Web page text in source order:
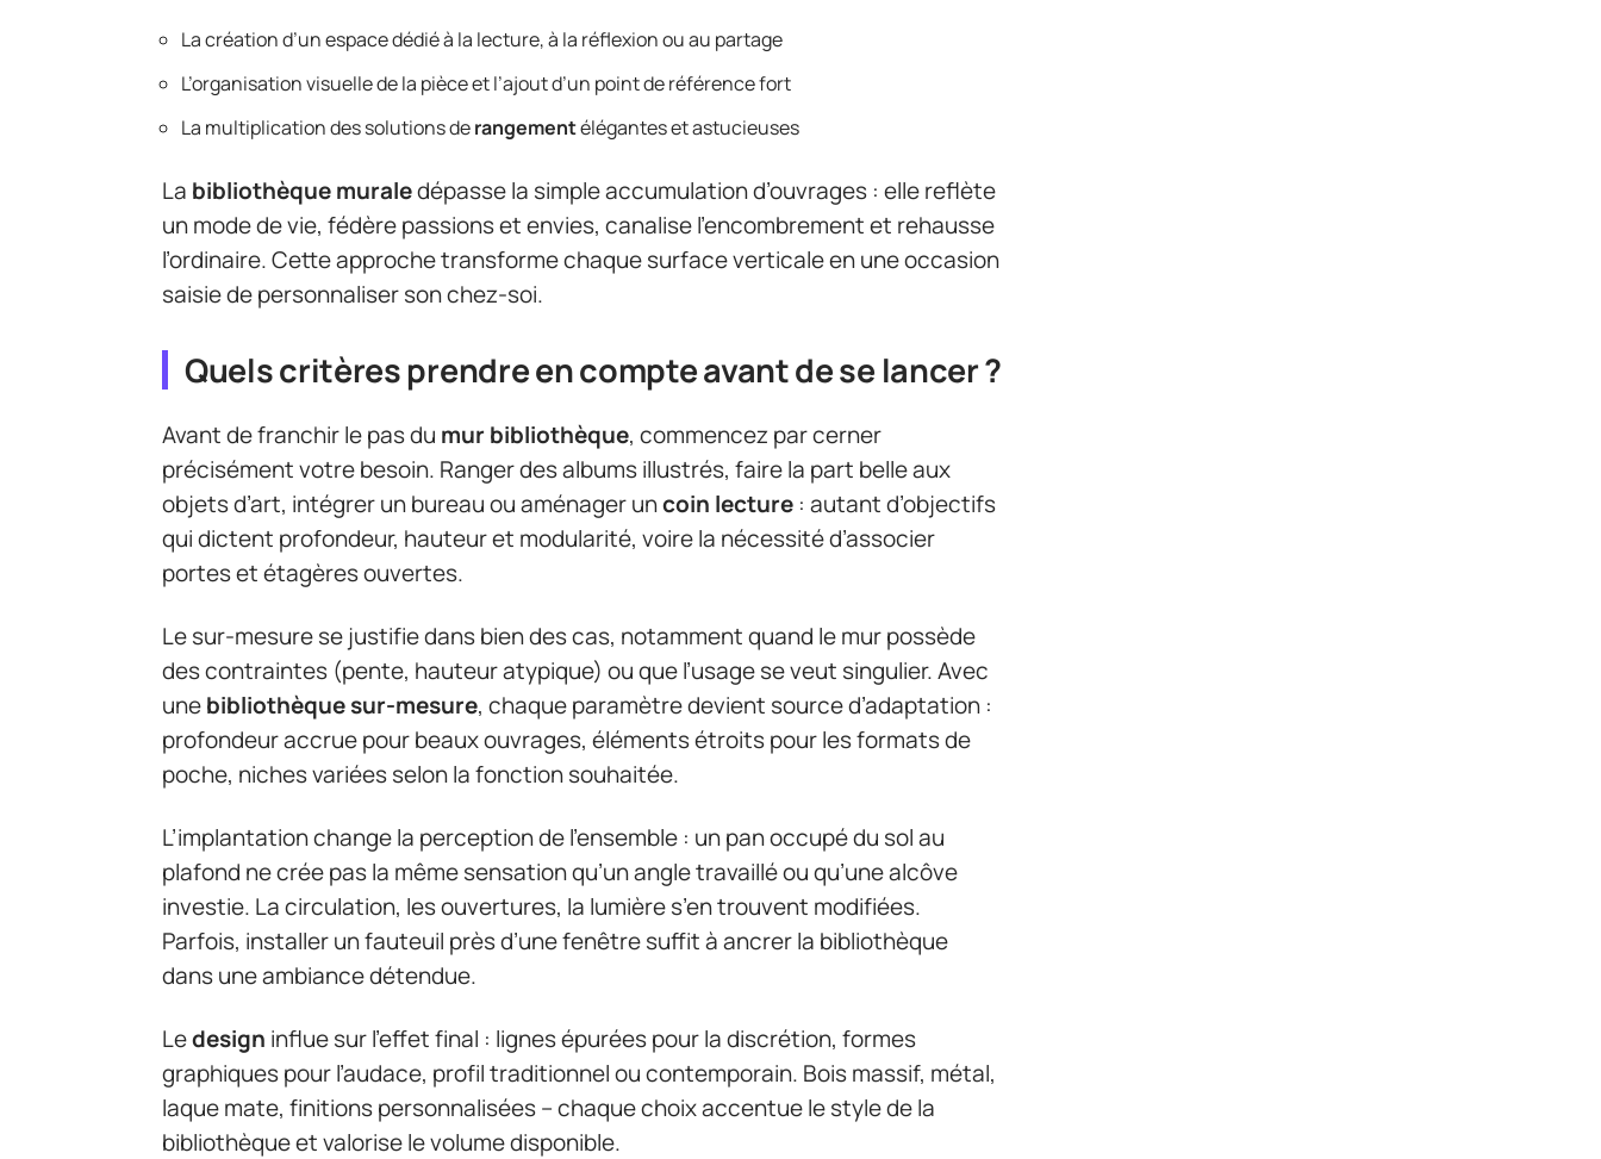
La création d’un espace dédié à la lecture, à la réflexion ou au partage
L’organisation visuelle de la pièce et l’ajout d’un point de référence fort
La multiplication des solutions derangementélégantes et astucieuses
La bibliothèque muraledépasse la simple accumulation d’ouvrages : elle reflète
un mode de vie, fédère passions et envies, canalise l’encombrement et rehausse
l’ordinaire. Cette approche transforme chaque surface verticale en une occasion
saisie de personnaliser son chez-soi.
Quels critères prendre en compte avant de se lancer ?
Avant de franchir le pas du mur bibliothèque, commencez par cerner
précisément votre besoin. Ranger des albums illustrés, faire la part belle aux
objets d’art, intégrer un bureau ou aménager uncoin lecture : autant d’objectifs
qui dictent profondeur, hauteur et modularité, voire la nécessité d’associer
portes et étagères ouvertes.
Le sur-mesure se justifie dans bien des cas, notamment quand le mur possède
des contraintes (pente, hauteur atypique) ou que l’usage se veut singulier. Avec
unebibliothèque sur-mesure, chaque paramètre devient source d’adaptation :
profondeur accrue pour beaux ouvrages, éléments étroits pour les formats de
poche, niches variées selon la fonction souhaitée.
L’implantation change la perception de l’ensemble : un pan occupé du sol au
plafond ne crée pas la même sensation qu’un angle travaillé ou qu’une alcôve
investie. La circulation, les ouvertures, la lumière s’en trouvent modifiées.
Parfois, installer un fauteuil près d’une fenêtre suffit à ancrer la bibliothèque
dans une ambiance détendue.
Ledesign influe sur l’effet final : lignes épurées pour la discrétion, formes
graphiques pour l’audace, profil traditionnel ou contemporain. Bois massif, métal,
laque mate, finitions personnalisées – chaque choix accentue le style de la
bibliothèque et valorise le volume disponible.